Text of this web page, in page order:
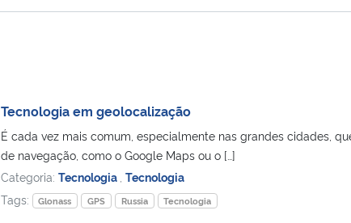
Tecnologia em geolocalização
É cada vez mais comum, especialmente nas grandes cidades,
de navegação, como o Google Maps ou o […]
Categoria: Tecnologia Tecnologia
Tags:
Glonass GPS Russia Tecnologia